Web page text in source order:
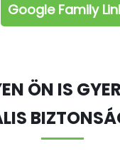
Google Family
ÖN IS